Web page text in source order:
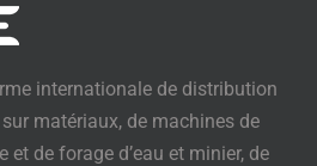
internationale de distribution
matériaux, de machines de
et de forage d’eau et minier, de